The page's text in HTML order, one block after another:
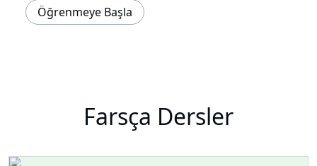
Öğrenmeye Başla
Farsça Dersler